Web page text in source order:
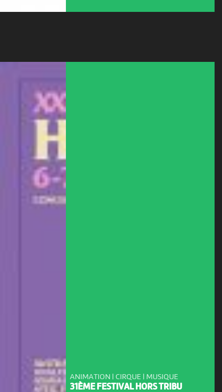
ANIMATION | CIRQUE | MUSIQUE
31ÈME FESTIVAL HORS TRIBU